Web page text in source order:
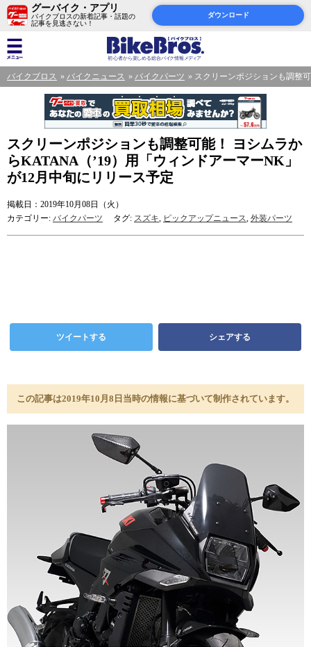
グーバイク・アプリ
バイクブロスの新着記事・話題の
記事を見逃さない！
ダウンロード
バイクブロス バイクニュース バイクパーツ スクリーンポジションも調整
スクリーンポジションも調整可能！ ヨシムラか
らKATANA（’19）用「ウィンドアーマーNK」
が12月中旬にリリース予定
掲載日：2019年10月08日（火）
カテゴリー: バイクパーツ タグ: スズキ, ピックアップニュース, 外装パーツ
ツイートする シェアする
この記事は2019年10月8日当時の情報に基づいて制作されています。